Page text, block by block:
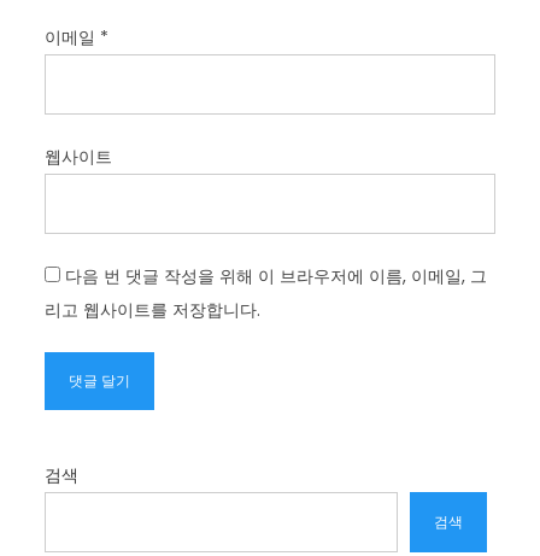
이메일 *
웹사이트
다음 번 댓글 작성을 위해 이 브라우저에 이름, 이메일, 그
리고 웹사이트를 저장합니다.
검색
검색